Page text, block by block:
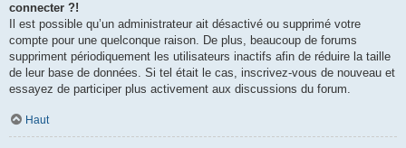
connecter ?!
Il est possible qu’un administrateur ait désactivé ou supprimé votre
compte pour une quelconque raison. De plus, beaucoup de forums
suppriment périodiquement les utilisateurs inactifs afin de réduire la taille
de leur base de données. Si tel était le cas, inscrivez-vous de nouveau et
essayez de participer plus activement aux discussions du forum.
Haut